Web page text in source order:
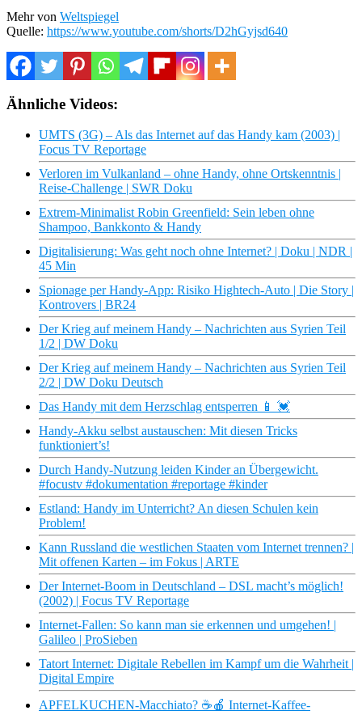
Mehr von Weltspiegel
Quelle: https://www.youtube.com/shorts/D2hGyjsd640
Ähnliche Videos:
UMTS (3G) – Als das Internet auf das Handy kam (2003) |
Focus TV Reportage
Verloren im Vulkanland – ohne Handy, ohne Ortskenntnis |
Reise-Challenge | SWR Doku
Extrem-Minimalist Robin Greenfield: Sein leben ohne
Shampoo, Bankkonto & Handy
Digitalisierung: Was geht noch ohne Internet? | Doku | NDR |
45 Min
Spionage per Handy-App: Risiko Hightech-Auto | Die Story |
Kontrovers | BR24
Der Krieg auf meinem Handy – Nachrichten aus Syrien Teil
1/2 | DW Doku
Der Krieg auf meinem Handy – Nachrichten aus Syrien Teil
2/2 | DW Doku Deutsch
Das Handy mit dem Herzschlag entsperren 📱 💓
Handy-Akku selbst austauschen: Mit diesen Tricks
funktioniert’s!
Durch Handy-Nutzung leiden Kinder an Übergewicht.
#focustv #dokumentation #reportage #kinder
Estland: Handy im Unterricht? An diesen Schulen kein
Problem!
Kann Russland die westlichen Staaten vom Internet trennen? |
Mit offenen Karten – im Fokus | ARTE
Der Internet-Boom in Deutschland – DSL macht’s möglich!
(2002) | Focus TV Reportage
Internet-Fallen: So kann man sie erkennen und umgehen! |
Galileo | ProSieben
Tatort Internet: Digitale Rebellen im Kampf um die Wahrheit |
Digital Empire
APFELKUCHEN-Macchiato? ☕🍎 Internet-Kaffee-